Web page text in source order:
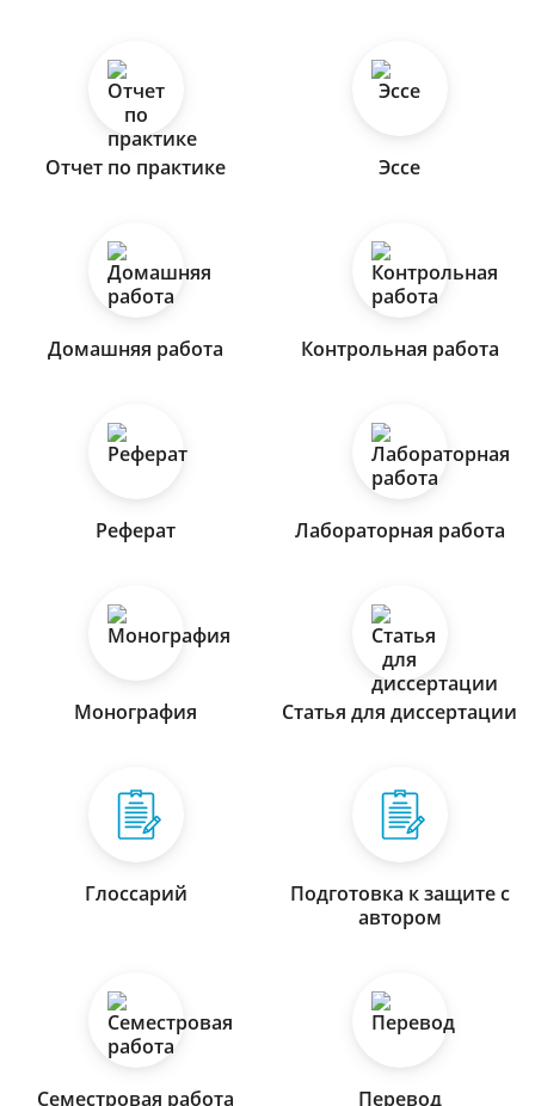
Отчет по практике Эссе
Домашняя работа Контрольная работа
Реферат Лабораторная работа
Монография Статья для диссертации
Глоссарий
Подготовка к защите с
автором
Семестровая работа Перевод